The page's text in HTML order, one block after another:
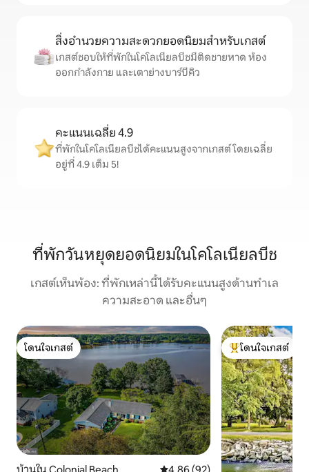
สิ่งอำนวยความสะดวกยอดนิยมสำหรับเกสต์
เกสต์ชอบให้ที่พักในโคโลเนียลบีชมีติดชายหาด ห้อง
ออกกำลังกาย และเตาย่างบาร์บีคิว
คะแนนเฉลี่ย 4.9
ที่พักในโคโลเนียลบีชได้คะแนนสูงจากเกสต์ โดยเฉลี่ย
อยู่ที่ 4.9 เต็ม 5!
ที่พักวันหยุดยอดนิยมในโคโลเนียลบีช
เกสต์เห็นพ้อง: ที่พักเหล่านี้ได้รับคะแนนสูงด้านทำเล
ความสะอาด และอื่นๆ
โดนใจเกสต์
โดนใจเกสต์
โดนใจเกสต์ที่สุด
โดนใจเกสต์